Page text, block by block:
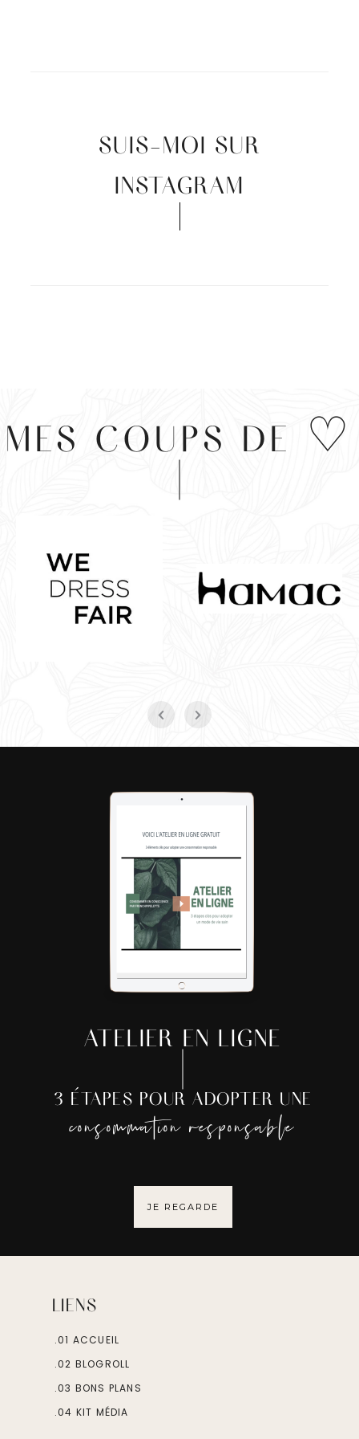
SUIS-MOI SUR
INSTAGRAM
MES COUPS DE ♡
ATELIER EN LIGNE
3 ÉTAPES POUR ADOPTER UNE
consommation responsable
JE REGARDE
LIENS
.01 ACCUEIL
.02 BLOGROLL
.03 BONS PLANS
.04 KIT MÉDIA